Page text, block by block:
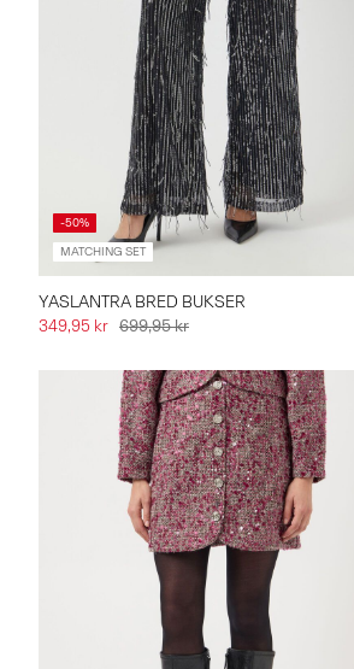
-50%
MATCHING SET
YASLANTRA BRED BUKSER
349,95 kr 699,95 kr